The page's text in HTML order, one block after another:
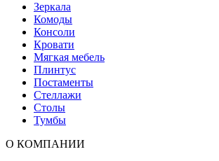
Зеркала
Комоды
Консоли
Кровати
Мягкая мебель
Плинтус
Постаменты
Стеллажи
Столы
Тумбы
О КОМПАНИИ